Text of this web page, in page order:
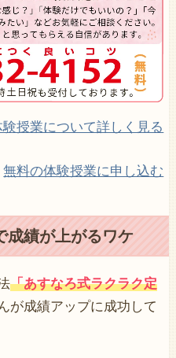
授業について詳しく見る
無料の体験授業に申し込む
成績が上がるワケ
「あすなろ式ラクラク定
が成績アップに成功して